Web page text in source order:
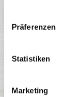
Präferenzen
Statistiken
Marketing